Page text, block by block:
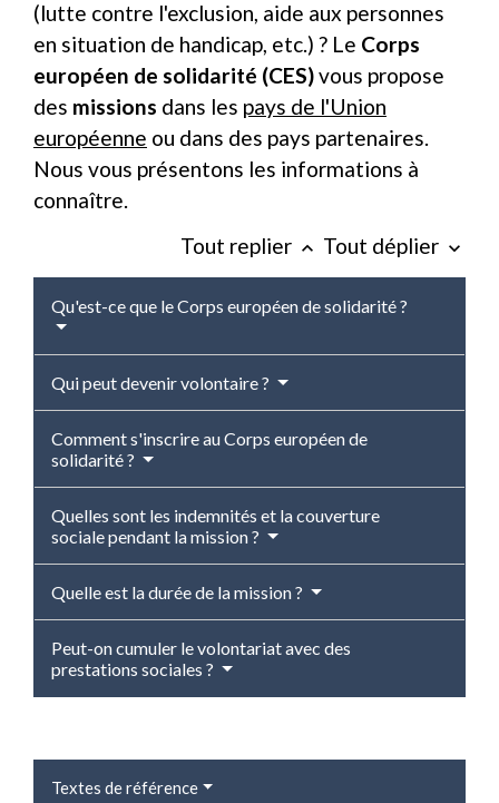
(lutte contre l'exclusion, aide aux personnes
en situation de handicap, etc.) ? Le Corps
européen de solidarité (CES)vous propose
des missions dans les pays de l'Union
européenne ou dans des pays partenaires.
Nous vous présentons les informations à
connaître.
Tout replier keyboard_arrow_up Tout déplier keyboard_arrow_down
Qu'est-ce que le Corps européen de solidarité ?
Qui peut devenir volontaire ?
Comment s'inscrire au Corps européen de
solidarité ?
Quelles sont les indemnités et la couverture
sociale pendant la mission ?
Quelle est la durée de la mission ?
Peut-on cumuler le volontariat avec des
prestations sociales ?
Textes de référence